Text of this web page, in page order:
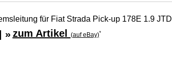
für Fiat Strada Pick-up 178E 1.9 JTD
» zum Artikel (auf eBay)*